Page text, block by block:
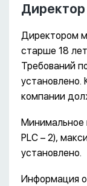
Директор
Директором
старше 18
Требований
компании
Минимальное
PLC – 2),
установлено.
Информация